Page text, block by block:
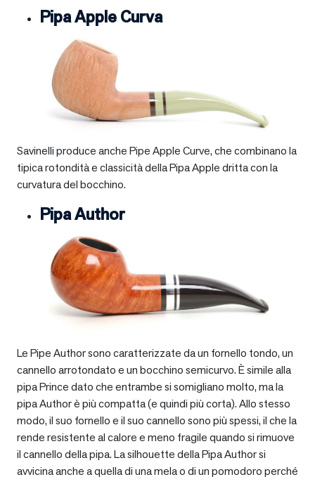
Pipa Apple Curva
Savinelli produce anche Pipe Apple Curve, che combinano la
tipica rotondità e classicità della Pipa Apple dritta con la
curvatura del bocchino.
Pipa Author
Le Pipe Author sono caratterizzate da un fornello tondo, un
cannello arrotondato e un bocchino semicurvo. È simile alla
pipa Prince dato che entrambe si somigliano molto, ma la
pipa Author è più compatta (e quindi più corta). Allo stesso
modo, il suo fornello e il suo cannello sono più spessi, il che la
rende resistente al calore e meno fragile quando si rimuove
il cannello della pipa. La silhouette della Pipa Author si
avvicina anche a quella di una mela o di un pomodoro perché